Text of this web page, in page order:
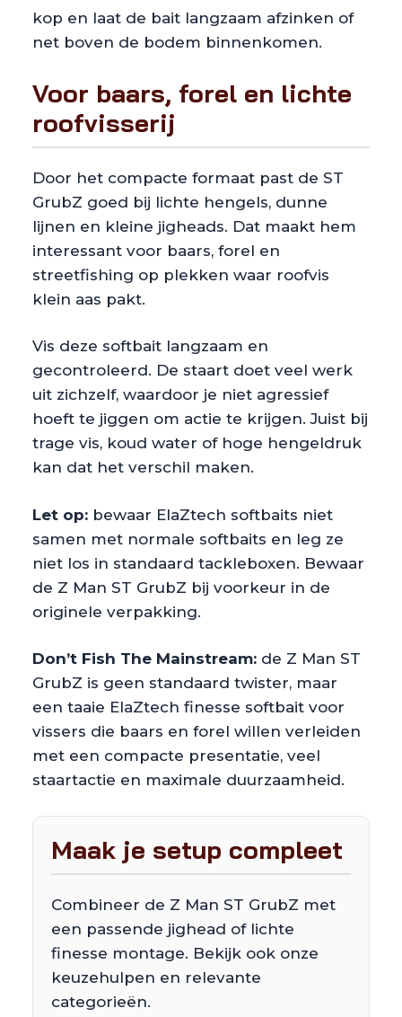
kop en laat de bait langzaam afzinken of
net boven de bodem binnenkomen.
Voor baars, forel en lichte
roofvisserij
Door het compacte formaat past de ST
GrubZ goed bij lichte hengels, dunne
lijnen en kleine jigheads. Dat maakt hem
interessant voor baars, forel en
streetfishing op plekken waar roofvis
klein aas pakt.
Vis deze softbait langzaam en
gecontroleerd. De staart doet veel werk
uit zichzelf, waardoor je niet agressief
hoeft te jiggen om actie te krijgen. Juist bij
trage vis, koud water of hoge hengeldruk
kan dat het verschil maken.
Let op: bewaar ElaZtech softbaits niet
samen met normale softbaits en leg ze
niet los in standaard tackleboxen. Bewaar
de Z Man ST GrubZ bij voorkeur in de
originele verpakking.
Don’t Fish The Mainstream: de Z Man ST
GrubZ is geen standaard twister, maar
een taaie ElaZtech finesse softbait voor
vissers die baars en forel willen verleiden
met een compacte presentatie, veel
staartactie en maximale duurzaamheid.
Maak je setup compleet
Combineer de Z Man ST GrubZ met
een passende jighead of lichte
finesse montage. Bekijk ook onze
keuzehulpen en relevante
categorieën.